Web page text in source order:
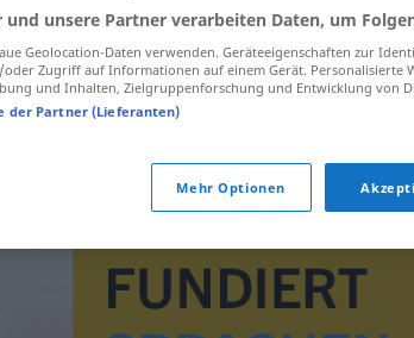
iscjedak
und unsere Partner verarbeiten Daten, um
Geolocation-Daten verwenden. Geräteeigenschaften zur
Zugriff auf Informationen auf einem Gerät. Personalisierte
und Inhalten, Zielgruppenforschung und Entwicklung von
der Partner (Lieferanten)
Mehr Optionen